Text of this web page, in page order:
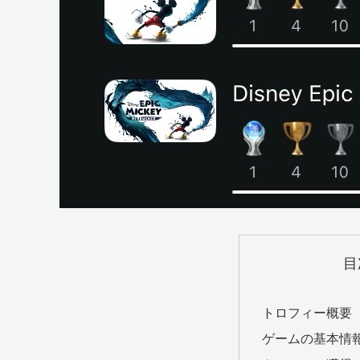
トロフィー概要
ゲームの基本情